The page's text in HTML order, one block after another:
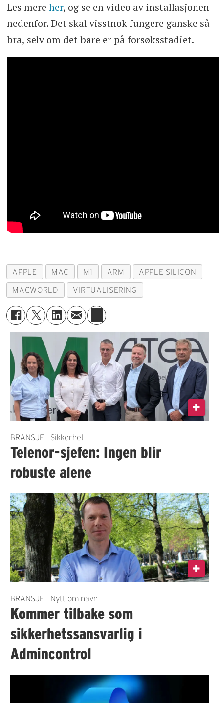
Les mere her, og se en video av installasjonen
nedenfor. Det skal visstnok fungere ganske så
bra, selv om det bare er på forsøksstadiet.
APPLE MAC M1 ARM APPLE SILICON
MACWORLD VIRTUALISERING
BRANSJE | Sikkerhet
Telenor-sjefen: Ingen blir
robuste alene
BRANSJE | Nytt om navn
Kommer tilbake som
sikkerhetssansvarlig i
Admincontrol